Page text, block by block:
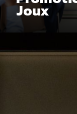
Joux